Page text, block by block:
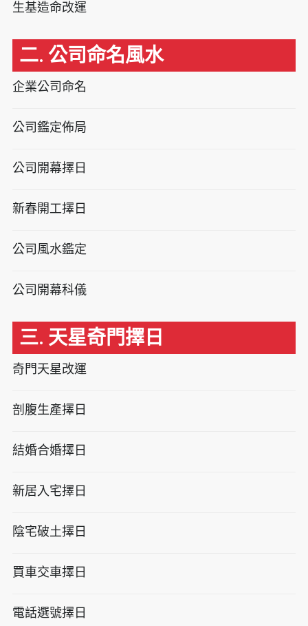
生基造命改運
二. 公司命名風水
企業公司命名
公司鑑定佈局
公司開幕擇日
新春開工擇日
公司風水鑑定
公司開幕科儀
三. 天星奇門擇日
奇門天星改運
剖腹生產擇日
結婚合婚擇日
新居入宅擇日
陰宅破土擇日
買車交車擇日
電話選號擇日